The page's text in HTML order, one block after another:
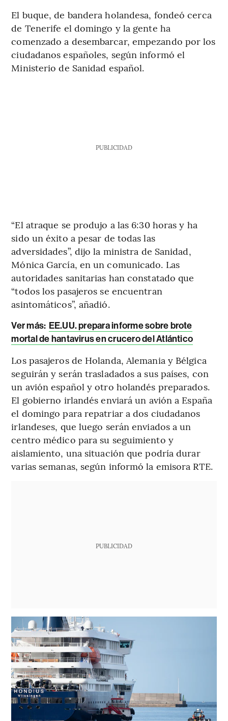
El buque, de bandera holandesa, fondeó cerca
de Tenerife el domingo y la gente ha
comenzado a desembarcar, empezando por los
ciudadanos españoles, según informó el
Ministerio de Sanidad español.
PUBLICIDAD
“El atraque se produjo a las 6:30 horas y ha
sido un éxito a pesar de todas las
adversidades”, dijo la ministra de Sanidad,
Mónica García, en un comunicado. Las
autoridades sanitarias han constatado que
“todos los pasajeros se encuentran
asintomáticos”, añadió.
Ver más: EE.UU. prepara informe sobre brote
mortal de hantavirus en crucero del Atlántico
Los pasajeros de Holanda, Alemania y Bélgica
seguirán y serán trasladados a sus países, con
un avión español y otro holandés preparados.
El gobierno irlandés enviará un avión a España
el domingo para repatriar a dos ciudadanos
irlandeses, que luego serán enviados a un
centro médico para su seguimiento y
aislamiento, una situación que podría durar
varias semanas, según informó la emisora RTE.
PUBLICIDAD